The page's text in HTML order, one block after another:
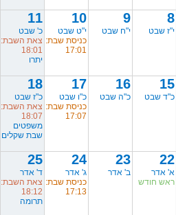
8
י"ז שבט
9
י"ח שבט
10
י"ט שבט
כניסת שבת:
17:01
11
כ' שבט
צאת השבת:
18:01
יתרו
15
כ"ד שבט
16
כ"ה שבט
17
כ"ו שבט
כניסת שבת:
17:07
18
כ"ז שבט
צאת השבת:
18:07
משפטים
שבת שקלים
22
א' אדר
ראש חודש
23
ב' אדר
24
ג' אדר
כניסת שבת:
17:13
25
ד' אדר
צאת השבת:
18:12
תרומה